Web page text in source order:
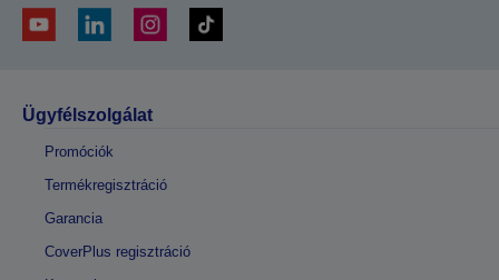
Ügyfélszolgálat
Promóciók
Termékregisztráció
Garancia
CoverPlus regisztráció